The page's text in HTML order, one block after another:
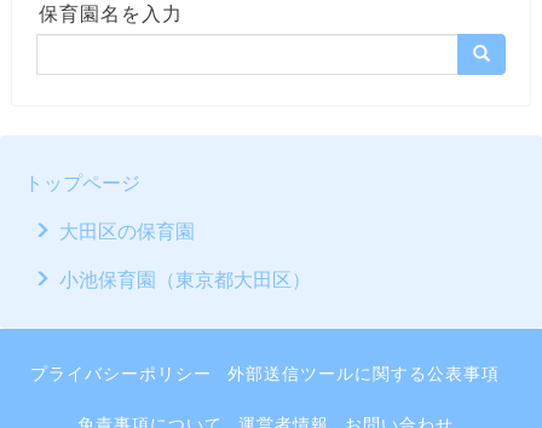
保育園名を入力
トップページ
大田区の保育園
小池保育園（東京都大田区）
プライバシーポリシー 外部送信ツールに関する公表事項